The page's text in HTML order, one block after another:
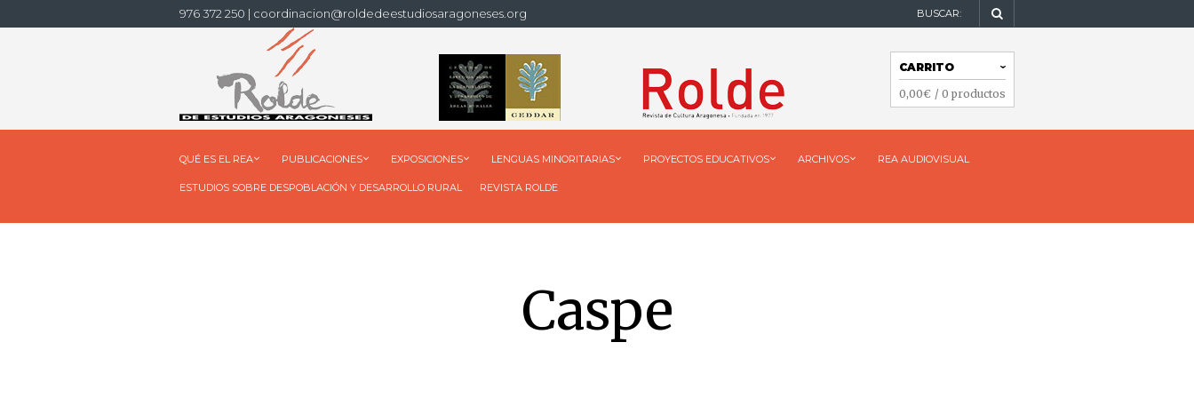
976 372 250 | coordinacion@roldedeestudiosaragoneses.org BUSCAR:
NAVEGACIÓN
CARRITO
0,00€ / 0 productos
QUÉ ES EL REA PUBLICACIONES EXPOSICIONES LENGUAS MINORITARIAS PROYECTOS EDUCATIVOS ARCHIVOS REA AUDIOVISUAL
ESTUDIOS SOBRE DESPOBLACIÓN Y DESARROLLO RURAL REVISTA ROLDE
Caspe